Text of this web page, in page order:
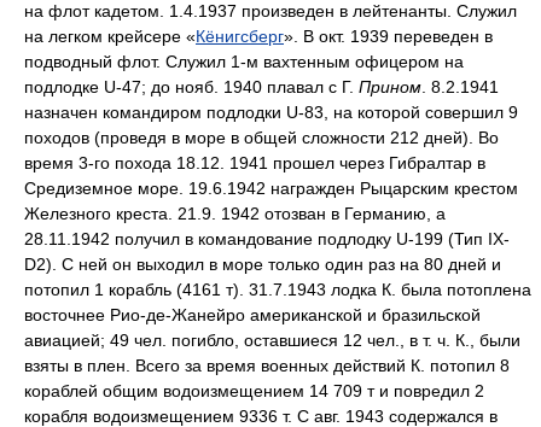
на флот кадетом. 1.4.1937 произведен в лейтенанты. Служил
на легком крейсере «Кёнигсберг». В окт. 1939 переведен в
подводный флот. Служил 1-м вахтенным офицером на
подлодке U-47; до нояб. 1940 плавал с Г. Прином . 8.2.1941
назначен командиром подлодки U-83, на которой совершил 9
походов (проведя в море в общей сложности 212 дней). Во
время 3-го похода 18.12. 1941 прошел через Гибралтар в
Средиземное море. 19.6.1942 награжден Рыцарским крестом
Железного креста. 21.9. 1942 отозван в Германию, а
28.11.1942 получил в командование подлодку U-199 (Тип IX-
D2). С ней он выходил в море только один раз на 80 дней и
потопил 1 корабль (4161 т). 31.7.1943 лодка К. была потоплена
восточнее Рио-де-Жанейро американской и бразильской
авиацией; 49 чел. погибло, оставшиеся 12 чел., в т. ч. К., были
взяты в плен. Всего за время военных действий К. потопил 8
кораблей общим водоизмещением 14 709 т и повредил 2
корабля водоизмещением 9336 т. С авг. 1943 содержался в